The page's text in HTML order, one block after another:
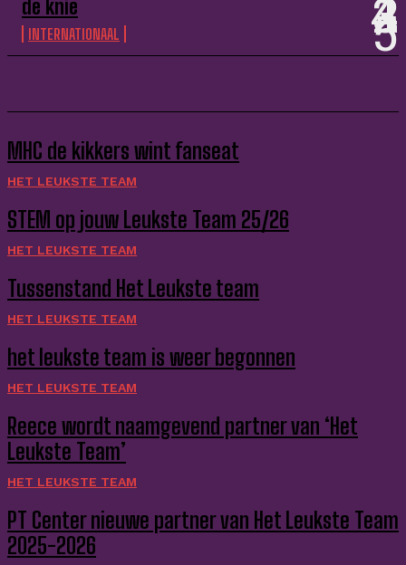
de knie
INTERNATIONAAL
MHC de kikkers wint fanseat
HET LEUKSTE TEAM
STEM op jouw Leukste Team 25/26
HET LEUKSTE TEAM
Tussenstand Het Leukste team
HET LEUKSTE TEAM
het leukste team is weer begonnen
HET LEUKSTE TEAM
Reece wordt naamgevend partner van ‘Het
Leukste Team’
HET LEUKSTE TEAM
PT Center nieuwe partner van Het Leukste Team
2025-2026